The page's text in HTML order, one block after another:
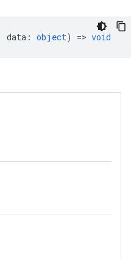
data : object) => void